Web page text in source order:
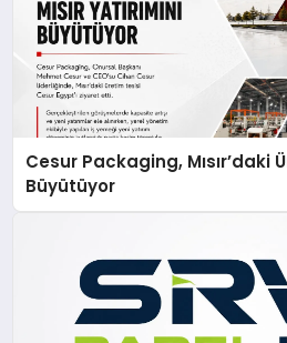
Cesur Packaging, Mısır’daki
Büyütüyor